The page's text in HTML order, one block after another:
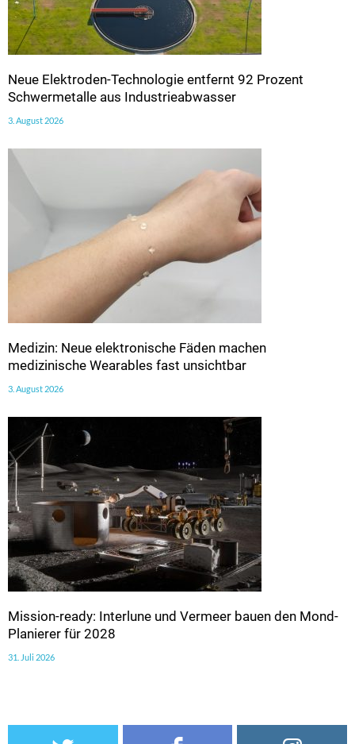
Neue Elektroden-Technologie entfernt 92 Prozent
Schwermetalle aus Industrieabwasser
3. August 2026
Medizin: Neue elektronische Fäden machen
medizinische Wearables fast unsichtbar
3. August 2026
Mission-ready: Interlune und Vermeer bauen den Mond-
Planierer für 2028
31. Juli 2026